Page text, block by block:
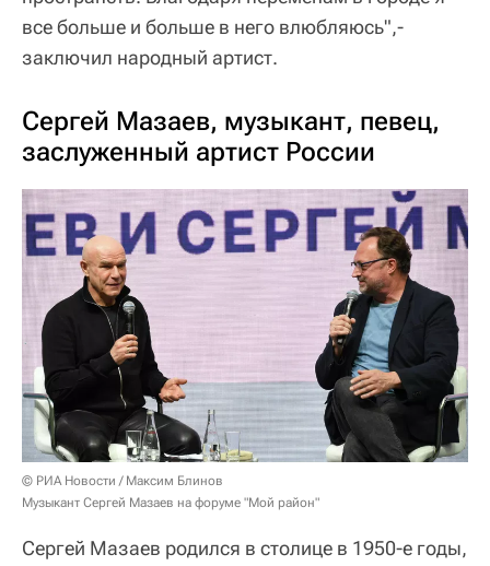
все больше и больше в него влюбляюсь",-
заключил народный артист.
Сергей Мазаев, музыкант, певец,
заслуженный артист России
© РИА Новости / Максим Блинов
Музыкант Сергей Мазаев на форуме "Мой район"
Сергей Мазаев родился в столице в 1950-е годы,